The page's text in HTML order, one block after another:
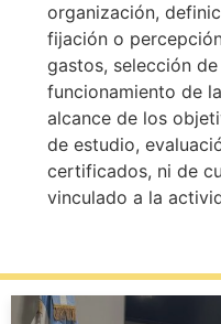
organización,
fijación o
gastos, selección
funcionamiento de
alcance de los
de estudio,
certificados, ni de
vinculado a la